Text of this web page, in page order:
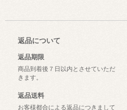
返品について
返品期限
商品到着後７日以内とさせていただ
きます。
返品送料
お客様都合による返品につきまして